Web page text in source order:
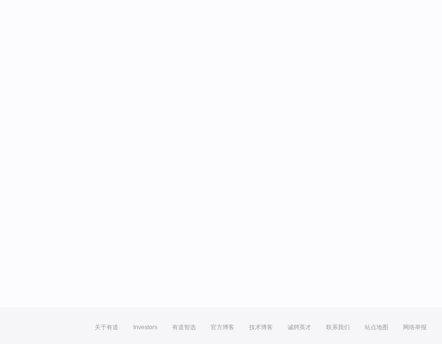
关于有道 Investors 有道智选 官方博客 技术博客 诚聘英才 联系我们 站点地图 网络举报